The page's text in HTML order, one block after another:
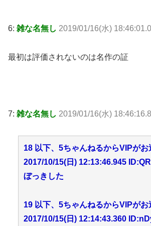
6: 雑な名無し 2019/01/16(水)
最初は評価されないのは名作の証
7: 雑な名無し 2019/01/16(水)
18 以下、5ちゃんねるからVIPがお
2017/10/15(日) 12:13:46.945
ぼっきした
19 以下、5ちゃんねるからVIPがお
2017/10/15(日) 12:14:43.360